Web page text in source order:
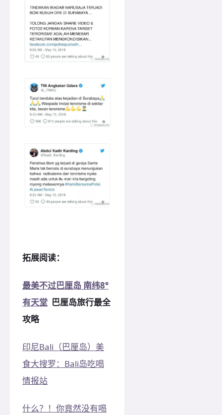
拓展阅读：
最美不过巴厘岛 南纬8°
有天堂 巴厘岛旅行最全
攻略
印尼Bali（巴厘岛）美
食大搜罗：Bali岛吃喝
情报站
什么？！你竟然没有喝